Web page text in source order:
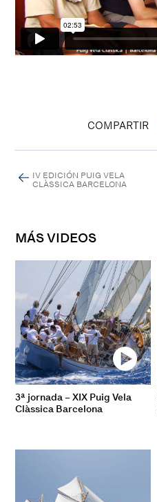
COMPARTIR
IV EDICIÓN PUIG VELA
CLÀSSICA BARCELONA
MÁS VIDEOS
3ª jornada – XIX Puig Vela
Clàssica Barcelona